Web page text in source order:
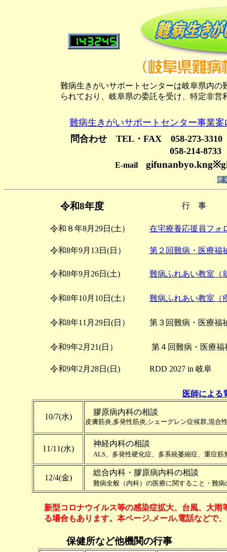
難病生きがいサポートセンターは岐阜県内の
られており、岐阜県の委託を受け、特定非
難病生きがいサポートセンター事業案
問合わせ
TEL・FAX 058-273-3310
058-214-
E-mail
令和8年度 行 事
令和８年8月29日(土） 在宅療養応援員フォ
令和8年9月13日(日） 第２回難病・医療福
令和8年9月26日(土) 難病ふれあい教室（
令和8年10月10日(土） 難病ふれあい教室（
令和8年11月29日(日） 第３回難病・医療福
令和9年2月21(日） 第４回難病・医療福
令和9年2月28日(日) RDD 2027 in 岐阜
医師による
10/7(水)
膠原病内科の相談
皮膚筋炎,多発性筋炎,シェーグレン症候群,混合
11/11(水)
神経内科の相談
ALS、多発性硬化症、多系統萎縮症、重症筋
12/4(金)
総合内科・膠原病内科の相談
難病全般（内科）の医療に関すること・難
新型コロナウイルス等の感染症拡大、台風、大
る場合もあります。本ページ,メール,電話などで
保健所など他機関の行事